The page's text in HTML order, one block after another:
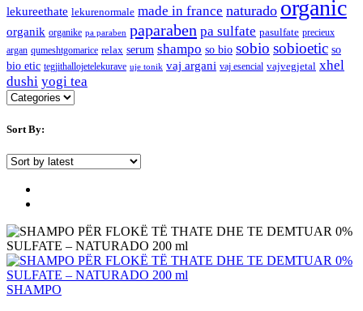
lekureethate lekurenormale made in france naturado organic
organik organike pa paraben paparaben pa sulfate pasulfate precieux
argan qumeshtgomarice relax serum shampo so bio sobio sobioetic so
bio etic tegjithallojetelekurave uje tonik vaj argani vaj esencial vajvegjetal xhel
dushi yogi tea
Sort By:
SHAMPO